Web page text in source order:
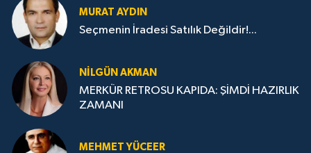
MURAT AYDIN
Seçmenin İradesi Satılık Değildir!...
NILGÜN AKMAN
MERKÜR RETROSU KAPIDA: ŞİMDİ HAZIRLIK
ZAMANI
MEHMET YÜCEER